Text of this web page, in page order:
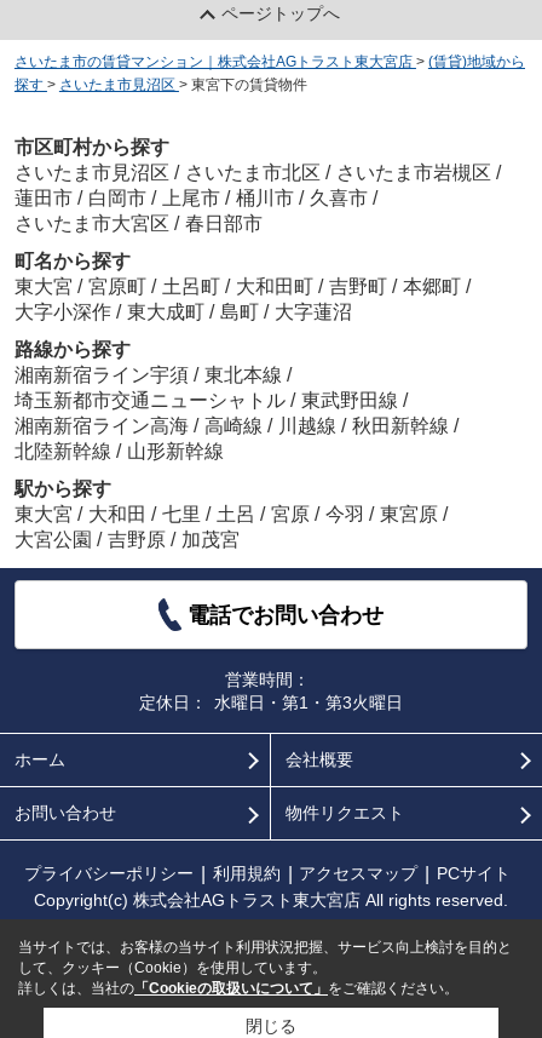
ページトップへ
さいたま市の賃貸マンション｜株式会社AGトラスト東大宮店 > (賃貸)地域から
探す > さいたま市見沼区 > 東宮下の賃貸物件
市区町村から探す
さいたま市見沼区 / さいたま市北区 / さいたま市岩槻区 /
蓮田市 / 白岡市 / 上尾市 / 桶川市 / 久喜市 /
さいたま市大宮区 / 春日部市
町名から探す
東大宮 / 宮原町 / 土呂町 / 大和田町 / 吉野町 / 本郷町 /
大字小深作 / 東大成町 / 島町 / 大字蓮沼
路線から探す
湘南新宿ライン宇須 / 東北本線 /
埼玉新都市交通ニューシャトル / 東武野田線 /
湘南新宿ライン高海 / 高崎線 / 川越線 / 秋田新幹線 /
北陸新幹線 / 山形新幹線
駅から探す
東大宮 / 大和田 / 七里 / 土呂 / 宮原 / 今羽 / 東宮原 /
大宮公園 / 吉野原 / 加茂宮
電話でお問い合わせ
営業時間：
定休日：
水曜日・第1・第3火曜日
ホーム 会社概要
お問い合わせ 物件リクエスト
プライバシーポリシー 利用規約 アクセスマップ
PCサイト
Copyright(c) 株式会社AGトラスト東大宮店 All rights reserved.
当サイトでは、お客様の当サイト利用状況把握、サービス向上検討を目的と
して、クッキー（Cookie）を使用しています。
詳しくは、当社の 「Cookieの取扱いについて」 をご確認ください。
閉じる